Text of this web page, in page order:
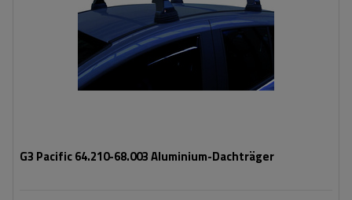
G3 Pacific 64.210-68.003 Aluminium-Dachträger